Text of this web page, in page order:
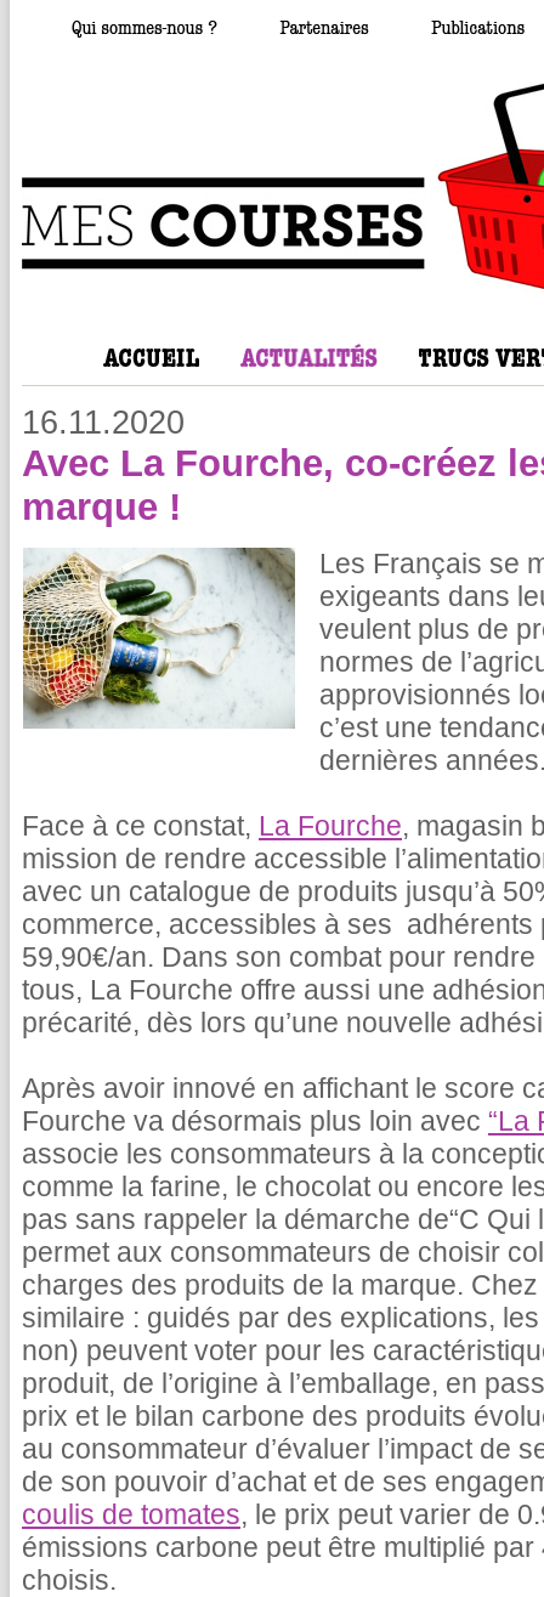
16.11.2020
Avec La Fourche, co-créez
marque !
Les Français se
exigeants dans
veulent plus de
normes de
approvisionnés
c’est une
dernières
Face à ce constat, La Fourche, magasin
mission de rendre accessible
avec un catalogue de produits jusqu’à
commerce, accessibles à ses adhérents
59,90€/an. Dans son combat pour
tous, La Fourche offre aussi une
précarité, dès lors qu’une nouvelle
Après avoir innové en affichant le score
Fourche va désormais plus loin avec “La
associe les consommateurs à la
comme la farine, le chocolat ou encore
pas sans rappeler la démarche de“C Qui
permet aux consommateurs de choisir
charges des produits de la marque.
similaire : guidés par des explications,
non) peuvent voter pour les
produit, de l’origine à l’emballage, en
prix et le bilan carbone des produits
au consommateur d’évaluer l’impact de
de son pouvoir d’achat et de ses
coulis de tomates, le prix peut varier de
émissions carbone peut être multiplié
choisis.